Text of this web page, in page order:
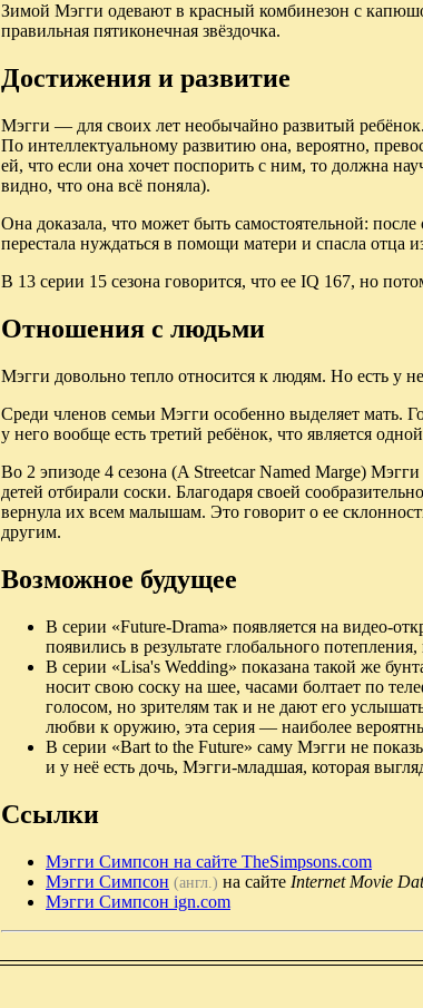
Зимой Мэгги одевают в красный комбинезон с
правильная пятиконечная звёздочка.
Достижения и развитие
Мэгги — для своих лет необычайно развитый
По интеллектуальному развитию она, вероятно,
ей, что если она хочет поспорить с ним, то должна
видно, что она всё поняла).
Она доказала, что может быть самостоятельной:
перестала нуждаться в помощи матери и спасла отца
В 13 серии 15 сезона говорится, что ее IQ 167, но
Отношения с людьми
Мэгги довольно тепло относится к людям. Но есть
Среди членов семьи Мэгги особенно выделяет мать.
у него вообще есть третий ребёнок, что является
Во 2 эпизоде 4 сезона (A Streetcar Named Marge)
детей отбирали соски. Благодаря своей
вернула их всем малышам. Это говорит о ее
другим.
Возможное будущее
В серии «Future-Drama» появляется на видео-
появились в результате глобального
В серии «Lisa's Wedding» показана такой же
носит свою соску на шее, часами болтает по
голосом, но зрителям так и не дают его
любви к оружию, эта серия — наиболее
В серии «Bart to the Future» саму Мэгги не
и у неё есть дочь, Мэгги-младшая, которая
Ссылки
Мэгги Симпсон на сайте TheSimpsons.com
Мэгги Симпсон (англ.) на сайте Internet Movie
Мэгги Симпсон ign.com